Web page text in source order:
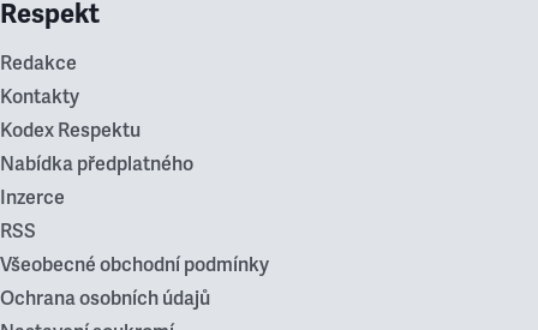
Respekt
Redakce
Kontakty
Kodex Respektu
Nabídka předplatného
Inzerce
RSS
Všeobecné obchodní podmínky
Ochrana osobních údajů